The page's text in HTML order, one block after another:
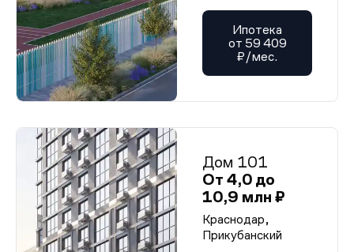
Ипотека
от 59 409
₽/мес.
Дом 101
От 4,0 до
10,9 млн ₽
Краснодар,
Прикубанский